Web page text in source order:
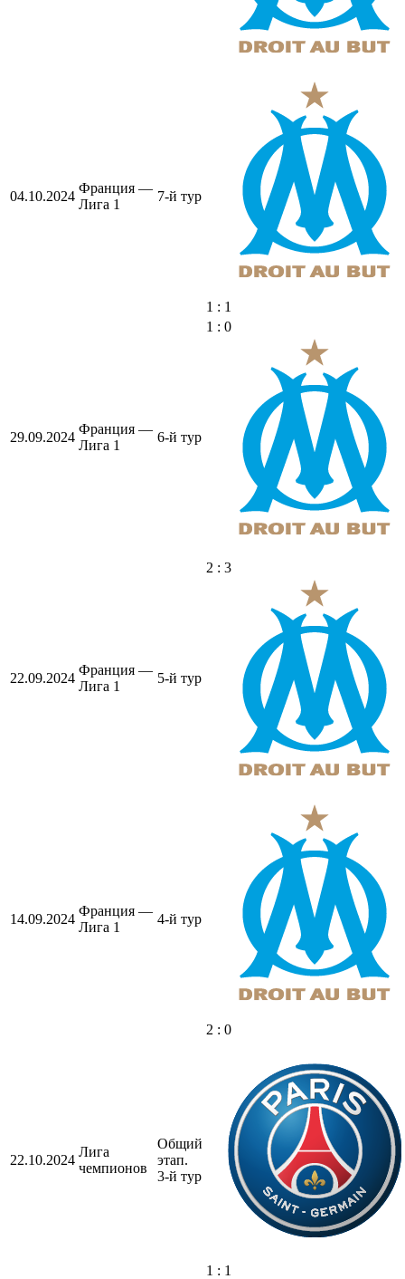
04.10.2024
Франция —
Лига 1
7-й тур
1 : 1
29.09.2024
Франция —
Лига 1
6-й тур
1 : 0
22.09.2024
Франция —
Лига 1
5-й тур
2 : 3
14.09.2024
Франция —
Лига 1
4-й тур
2 : 0
22.10.2024
Лига
чемпионов
Общий
этап.
3-й тур
1 : 1